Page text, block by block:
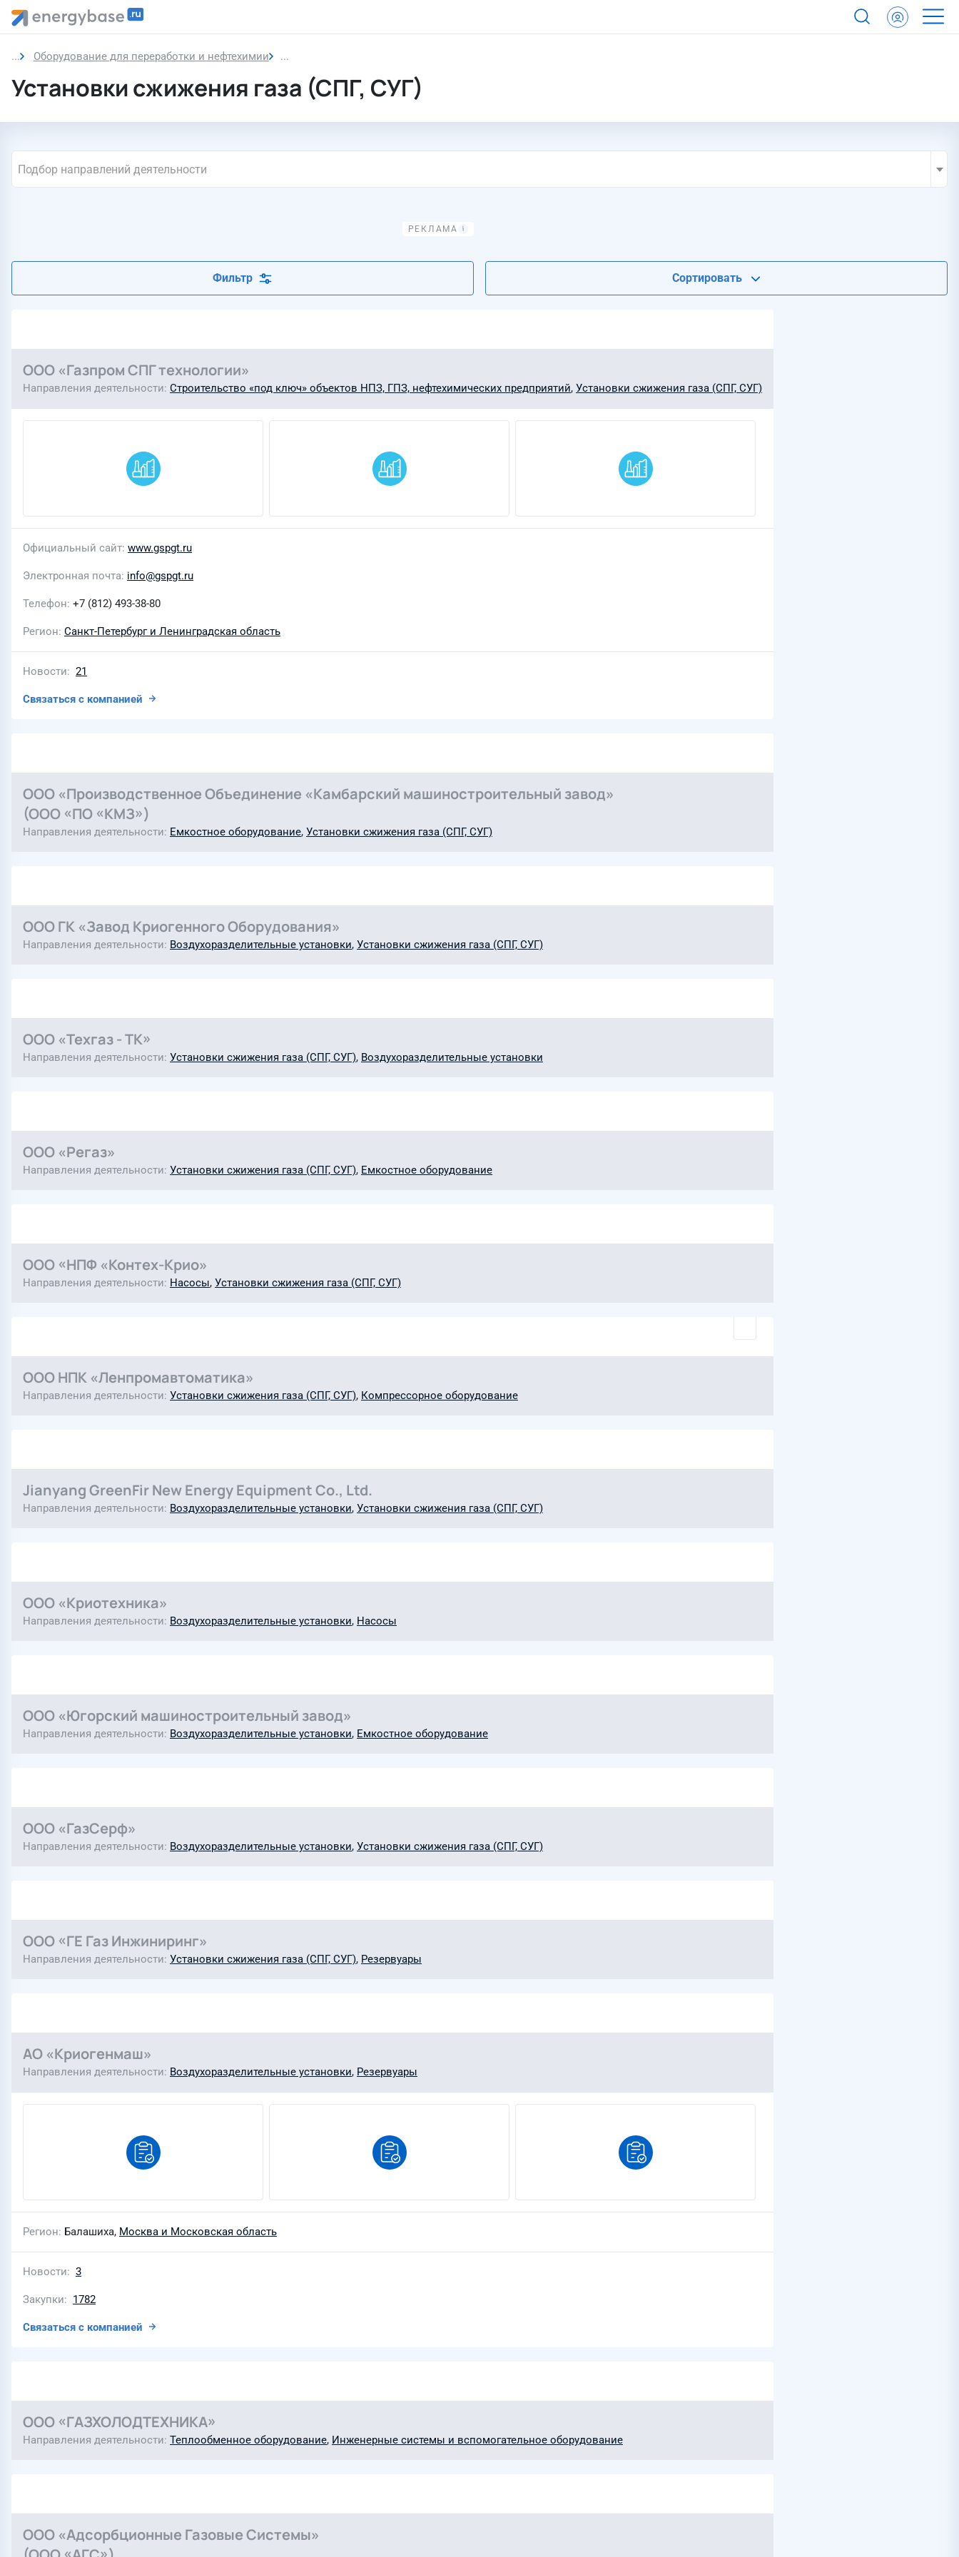
Оборудование для переработки и нефтехимии Установки сжижения газа (СПГ, СУГ)
Установки сжижения газа (СПГ, СУГ)
Подбор направлений деятельности
Фильтр Сортировать
ООО «Газпром СПГ технологии»
Направления деятельности Строительство «под ключ» объектов НПЗ, ГПЗ, нефтехимических предприятий, Установки сжижения газа (СПГ, СУГ)
Официальный сайт www.gspgt.ru
Электронная почта info@gspgt.ru
Телефон +7 (812) 493-38-80
Регион Санкт-Петербург и Ленинградская область
Новости 21
Связаться с компанией
ООО «Производственное Объединение «Камбарский машиностроительный завод»
(ООО «ПО «КМЗ»)
Направления деятельности Емкостное оборудование, Установки сжижения газа (СПГ, СУГ)
ООО ГК «Завод Криогенного Оборудования»
Направления деятельности Воздухоразделительные установки, Установки сжижения газа (СПГ, СУГ)
ООО «Техгаз - ТК»
Направления деятельности Установки сжижения газа (СПГ, СУГ), Воздухоразделительные установки
ООО «Регаз»
Направления деятельности Установки сжижения газа (СПГ, СУГ), Емкостное оборудование
ООО «НПФ «Контех-Крио»
Направления деятельности Насосы, Установки сжижения газа (СПГ, СУГ)
ООО НПК «Ленпромавтоматика»
Направления деятельности Установки сжижения газа (СПГ, СУГ), Компрессорное оборудование
Jianyang GreenFir New Energy Equipment Co., Ltd.
Направления деятельности Воздухоразделительные установки, Установки сжижения газа (СПГ, СУГ)
ООО «Криотехника»
Направления деятельности Воздухоразделительные установки, Насосы
ООО «Югорский машиностроительный завод»
Направления деятельности Воздухоразделительные установки, Емкостное оборудование
ООО «ГазСерф»
Направления деятельности Воздухоразделительные установки, Установки сжижения газа (СПГ, СУГ)
ООО «ГЕ Газ Инжиниринг»
Направления деятельности Установки сжижения газа (СПГ, СУГ), Резервуары
АО «Криогенмаш»
Направления деятельности Воздухоразделительные установки, Резервуары
Регион Балашиха, Москва и Московская область
Новости 3
Закупки 1782
Связаться с компанией
ООО «ГАЗХОЛОДТЕХНИКА»
Направления деятельности Теплообменное оборудование, Инженерные системы и вспомогательное оборудование
ООО «Адсорбционные Газовые Системы»